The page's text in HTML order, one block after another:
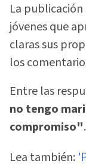
La
jóvenes que
claras sus
los
Entre las
no tengo
compromiso".
Lea también: